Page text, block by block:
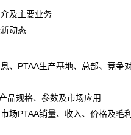
主要业务
动态
生产基地、总部、竞争
格、参数及市场应用
销量、收入、价格及毛